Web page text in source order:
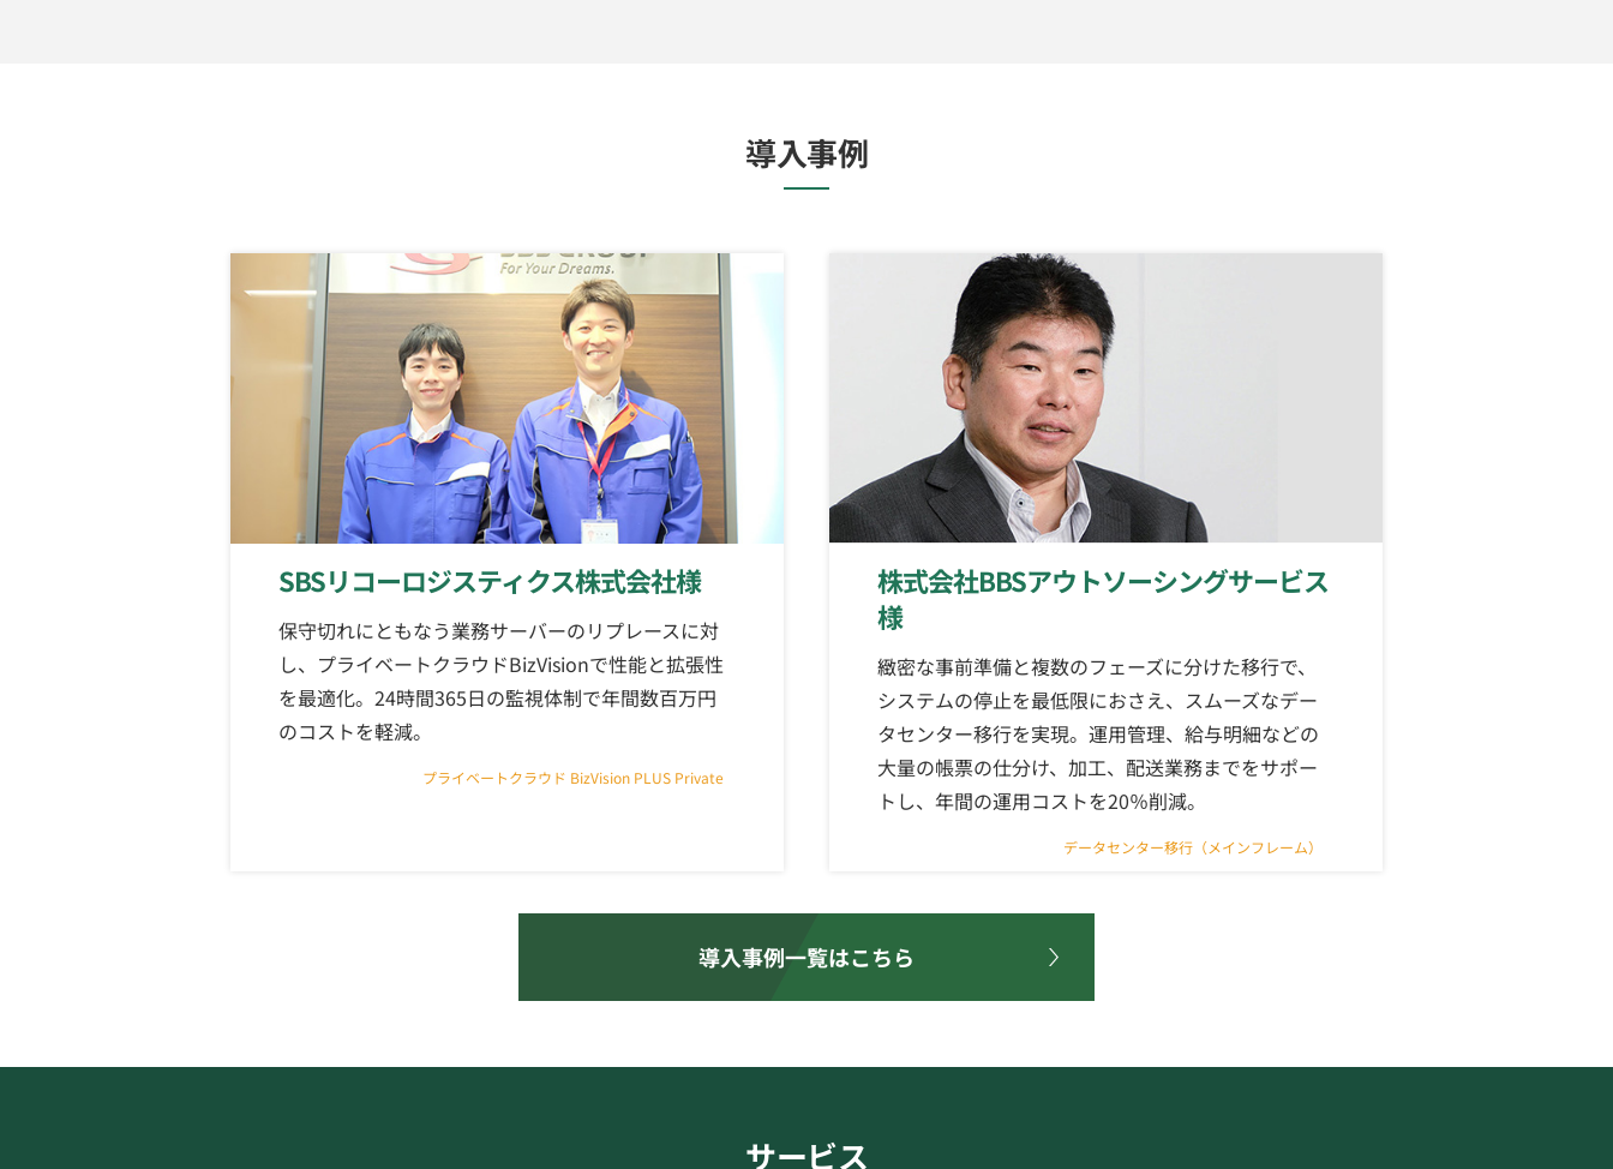
導入事例
SBSリコーロジスティクス株式会社様
保守切れにともなう業務サーバーのリプレースに対
し、プライベートクラウドBizVisionで性能と拡張性
を最適化。24時間365日の監視体制で年間数百万円
のコストを軽減。
プライベートクラウド BizVision PLUS Private
株式会社BBSアウトソーシングサービス
様
緻密な事前準備と複数のフェーズに分けた移行で、
システムの停止を最低限におさえ、スムーズなデー
タセンター移行を実現。運用管理、給与明細などの
大量の帳票の仕分け、加工、配送業務までをサポー
トし、年間の運用コストを20％削減。
データセンター移行（メインフレーム）
導入事例一覧はこちら
サービス